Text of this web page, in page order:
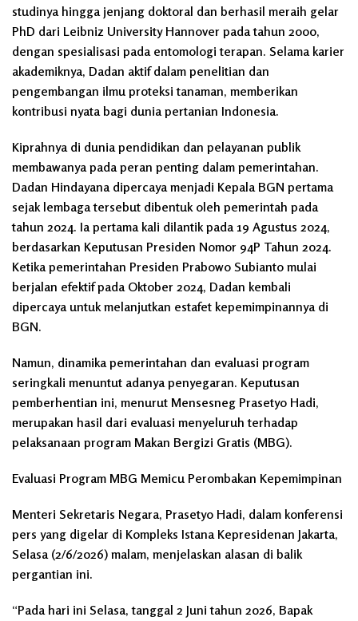
studinya hingga jenjang doktoral dan berhasil meraih gelar
PhD dari Leibniz University Hannover pada tahun 2000,
dengan spesialisasi pada entomologi terapan. Selama karier
akademiknya, Dadan aktif dalam penelitian dan
pengembangan ilmu proteksi tanaman, memberikan
kontribusi nyata bagi dunia pertanian Indonesia.
Kiprahnya di dunia pendidikan dan pelayanan publik
membawanya pada peran penting dalam pemerintahan.
Dadan Hindayana dipercaya menjadi Kepala BGN pertama
sejak lembaga tersebut dibentuk oleh pemerintah pada
tahun 2024. Ia pertama kali dilantik pada 19 Agustus 2024,
berdasarkan Keputusan Presiden Nomor 94P Tahun 2024.
Ketika pemerintahan Presiden Prabowo Subianto mulai
berjalan efektif pada Oktober 2024, Dadan kembali
dipercaya untuk melanjutkan estafet kepemimpinannya di
BGN.
Namun, dinamika pemerintahan dan evaluasi program
seringkali menuntut adanya penyegaran. Keputusan
pemberhentian ini, menurut Mensesneg Prasetyo Hadi,
merupakan hasil dari evaluasi menyeluruh terhadap
pelaksanaan program Makan Bergizi Gratis (MBG).
Evaluasi Program MBG Memicu Perombakan Kepemimpinan
Menteri Sekretaris Negara, Prasetyo Hadi, dalam konferensi
pers yang digelar di Kompleks Istana Kepresidenan Jakarta,
Selasa (2/6/2026) malam, menjelaskan alasan di balik
pergantian ini.
“Pada hari ini Selasa, tanggal 2 Juni tahun 2026, Bapak